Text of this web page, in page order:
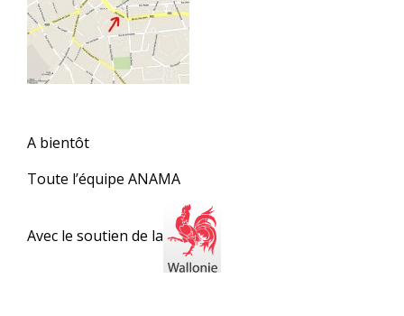
A bientôt
Toute l’équipe ANAMA
Avec le soutien de la